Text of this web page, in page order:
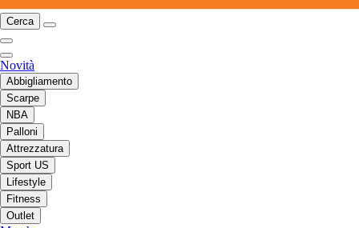
Cerca
Novità
Abbigliamento
Scarpe
NBA
Palloni
Attrezzatura
Sport US
Lifestyle
Fitness
Outlet